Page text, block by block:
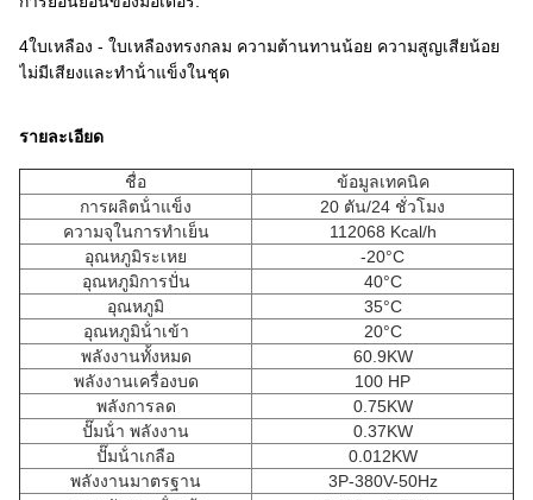
4ใบเหลือง - ใบเหลืองทรงกลม ความต้านทานน้อย ความสูญเสียน้อย
ไม่มีเสียงและทําน้ําแข็งในชุด
รายละเอียด
ชื่อ
ข้อมูลเทคนิค
การผลิตน้ําแข็ง
20 ตัน/24 ชั่วโมง
ความจุในการทําเย็น
112068 Kcal/h
อุณหภูมิระเหย
-20°C
อุณหภูมิการปั่น
40°C
อุณหภูมิ
35°C
อุณหภูมิน้ําเข้า
20°C
พลังงานทั้งหมด
60.9KW
พลังงานเครื่องบด
100 HP
พลังการลด
0.75KW
ปั๊มน้ํา พลังงาน
0.37KW
ปั๊มน้ําเกลือ
0.012KW
พลังงานมาตรฐาน
3P-380V-50Hz